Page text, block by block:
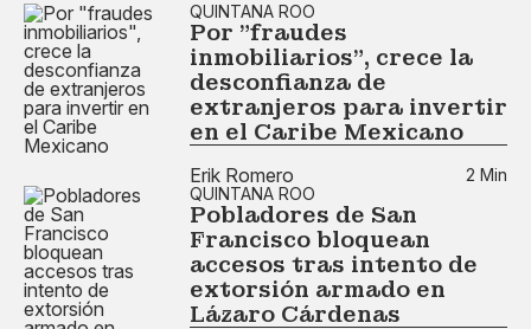
QUINTANA ROO
Por "fraudes
inmobiliarios", crece la
desconfianza de
extranjeros para invertir
en el Caribe Mexicano
Erik Romero
2 Min
QUINTANA ROO
Pobladores de San
Francisco bloquean
accesos tras intento de
extorsión armado en
Lázaro Cárdenas